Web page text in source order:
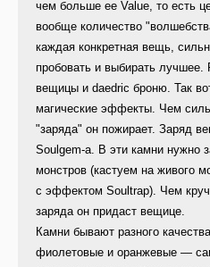
чем больше ее Value, то есть
вообще количество
каждая конкретная вещь,
пробовать и выбирать
вещицы и daedric броню. Так
магические эффекты. Чем
"заряда" он пожирает. Заряд
Soulgem-а. В эти камни нужно
монстров (кастуем на живого
с эффектом Soultrap). Чем
заряда он придаст вещице.
Камни бывают разного
фиолетовые и оранжевые —